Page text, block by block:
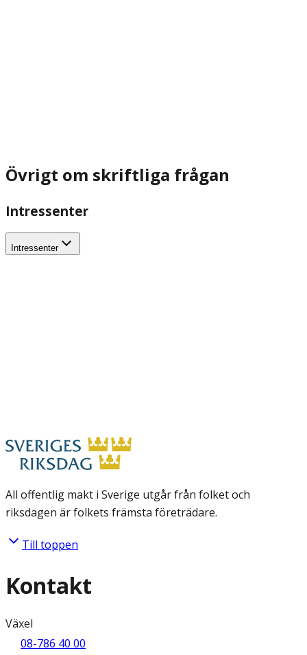
Övrigt om skriftliga frågan
Intressenter
Intressenter
All offentlig makt i Sverige utgår från folket och
riksdagen är folkets främsta företrädare.
Till toppen
Kontakt
Växel
08-786 40 00